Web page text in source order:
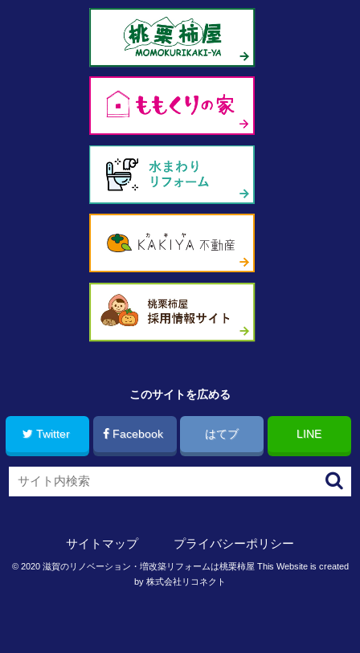
このサイトを広める
Twitter Facebook はてブ LINE
サイトマップ プライバシーポリシー
© 2020 滋賀のリノベーション・増改築リフォームは桃栗柿屋 This Website is created
by 株式会社リコネクト